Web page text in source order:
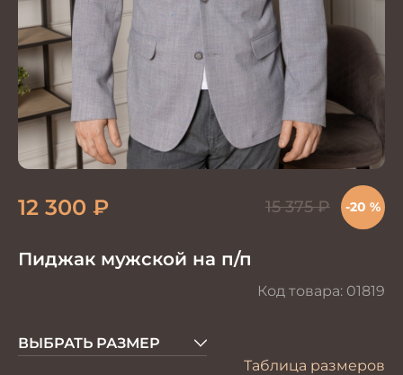
Пиджак мужской на п/п
Код товара: 01819
12 300 ₽ 15 375₽ -20 %
ВЫБРАТЬ РАЗМЕР
Таблица размеров